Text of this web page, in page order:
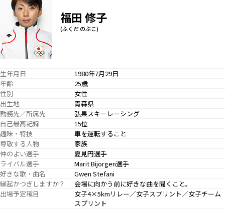
福田 修子
(ふくだ のぶこ)
生年月日
1980年7月29日
年齢
25歳
性別
女性
出生地
青森県
勤務先／所属先
弘果スキーレーシング
自己最高記録
15位
趣味・特技
車を運転すること
尊敬する人物
家族
仲のよい選手
夏見円選手
ライバル選手
Marit Bijorgen選手
好きな歌・曲名
Gwen Stefani
縁起かつぎしますか？
会場に向かう前に好きな曲を聞くこと。
出場予定種目
女子4×5kmリレー／女子スプリント／女子チーム
スプリント